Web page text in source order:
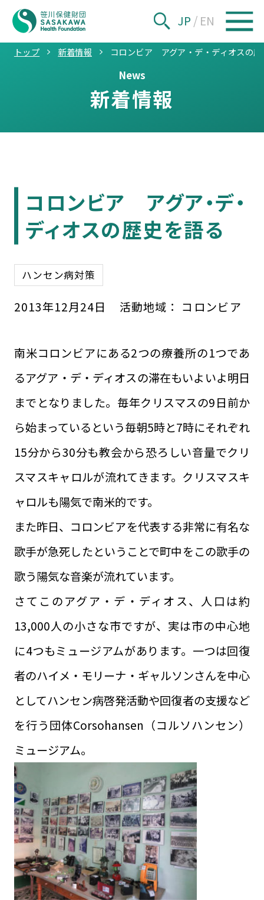
JP / EN
トップ 新着情報 コロンビア アグア・デ・ディオスの
News
新着情報
コロンビア アグア・デ・
ディオスの歴史を語る
ハンセン病対策
2013年12月24日 活動地域： コロンビア
南米コロンビアにある2つの療養所の1つであ
るアグア・デ・ディオスの滞在もいよいよ明日
までとなりました。毎年クリスマスの9日前か
ら始まっているという毎朝5時と7時にそれぞれ
15分から30分も教会から恐ろしい音量でクリ
スマスキャロルが流れてきます。クリスマスキ
ャロルも陽気で南米的です。
また昨日、コロンビアを代表する非常に有名な
歌手が急死したということで町中をこの歌手の
歌う陽気な音楽が流れています。
さてこのアグア・デ・ディオス、人口は約
13,000人の小さな市ですが、実は市の中心地
に4つもミュージアムがあります。一つは回復
者のハイメ・モリーナ・ギャルソンさんを中心
としてハンセン病啓発活動や回復者の支援など
を行う団体Corsohansen（コルソハンセン）
ミュージアム。